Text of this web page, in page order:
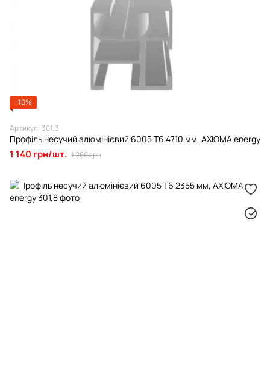
−10%
Артикул: 301,3
Профіль несучий алюмінієвий 6005 Т6 4710 мм, AXIOMA energy
1 140 грн/шт. 1 260 грн